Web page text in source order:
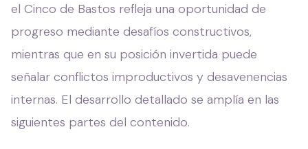
el Cinco de Bastos refleja una oportunidad de
progreso mediante desafíos constructivos,
mientras que en su posición invertida puede
señalar conflictos improductivos y desavenencias
internas. El desarrollo detallado se amplía en las
siguientes partes del contenido.